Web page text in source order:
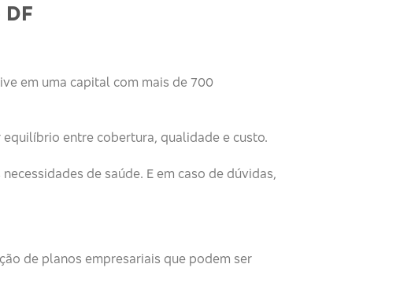
em uma capital com mais de 700
entre cobertura, qualidade e custo.
de saúde. E em caso de dúvidas,
de planos empresariais que podem ser